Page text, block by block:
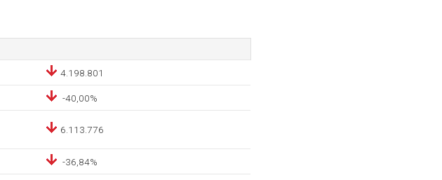
4.198.801
-40,00%
6.113.776
-36,84%